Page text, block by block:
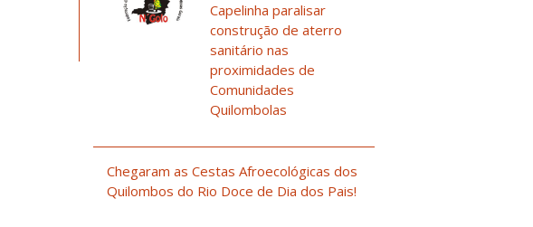
Capelinha paralisar
construção de aterro
sanitário nas
proximidades de
Comunidades
Quilombolas
Chegaram as Cestas Afroecológicas dos
Quilombos do Rio Doce de Dia dos Pais!